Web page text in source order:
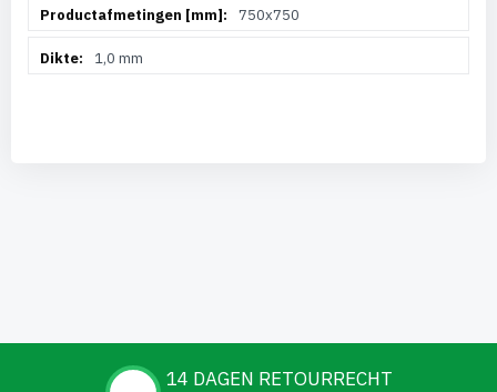
750x750
1,0 mm
14 DAGEN RETOURRECHT